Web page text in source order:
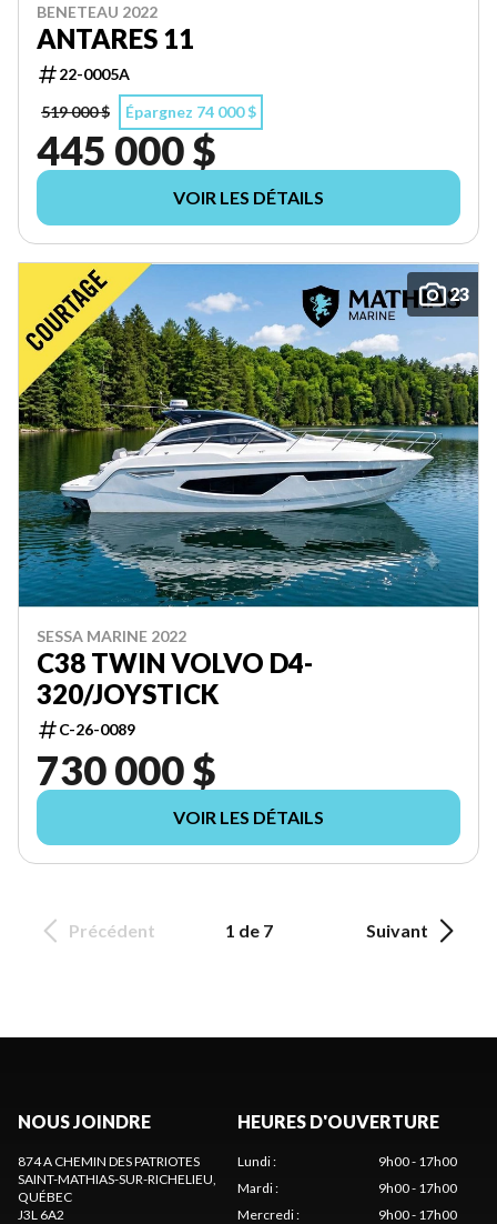
BENETEAU 2022
ANTARES 11
22-0005A
519 000 $
Épargnez 74 000 $
445 000 $
VOIR LES DÉTAILS
23
SESSA MARINE 2022
C38 TWIN VOLVO D4-
320/JOYSTICK
C-26-0089
730 000 $
VOIR LES DÉTAILS
Précédent 1 de 7 Suivant
NOUS JOINDRE
874 A CHEMIN DES PATRIOTES
SAINT-MATHIAS-SUR-RICHELIEU,
QUÉBEC
J3L 6A2
HEURES D'OUVERTURE
Lundi:
9h00 - 17h00
Mardi:
9h00 - 17h00
Mercredi: 9h00 - 17h00